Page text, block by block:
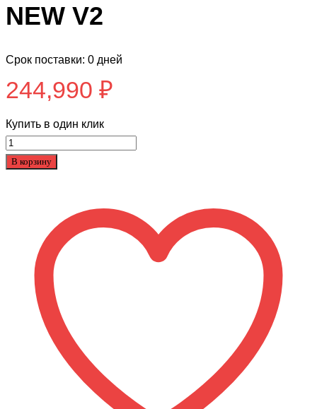
NEW V2
Срок поставки: 0 дней
244,990 ₽
Купить в один клик
Количество
товара
В корзину